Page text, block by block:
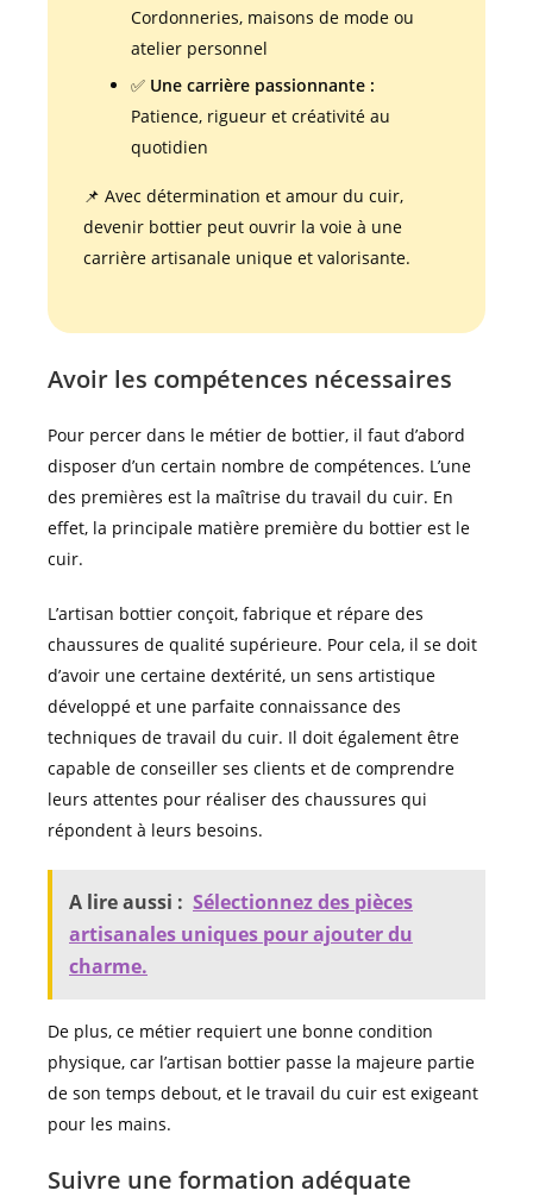
Cordonneries, maisons de mode ou
atelier personnel
✅ Une carrière passionnante :
Patience, rigueur et créativité au
quotidien
📌 Avec détermination et amour du cuir,
devenir bottier peut ouvrir la voie à une
carrière artisanale unique et valorisante.
Avoir les compétences nécessaires
Pour percer dans le métier de bottier, il faut d’abord
disposer d’un certain nombre de compétences. L’une
des premières est la maîtrise du travail du cuir. En
effet, la principale matière première du bottier est le
cuir.
L’artisan bottier conçoit, fabrique et répare des
chaussures de qualité supérieure. Pour cela, il se doit
d’avoir une certaine dextérité, un sens artistique
développé et une parfaite connaissance des
techniques de travail du cuir. Il doit également être
capable de conseiller ses clients et de comprendre
leurs attentes pour réaliser des chaussures qui
répondent à leurs besoins.
A lire aussi : Sélectionnez des pièces
artisanales uniques pour ajouter du
charme.
De plus, ce métier requiert une bonne condition
physique, car l’artisan bottier passe la majeure partie
de son temps debout, et le travail du cuir est exigeant
pour les mains.
Suivre une formation adéquate